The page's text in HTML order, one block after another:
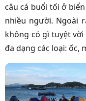
câu cá buổi tối ở
nhiều người. Ngoài
không có gì tuyệt vời
đa dạng các loại: ốc,